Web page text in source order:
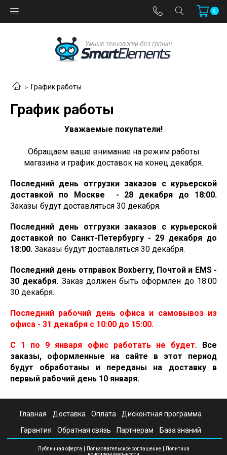
0
График работы
График работы
Уважаемые покупатели!
Обращаем ваше внимание на режим работы
магазина и график доставок на конец декабря.
Последний день отгрузки заказов с курьерской
доставкой по Москве - 28 декабря до 18:00.
Заказы будут доставляться 30 декабря.
Последний день отгрузки заказов с курьерской
доставкой по Санкт-Петербургу - 29 декабря до
18:00. Заказы будут доставляться 30 декабря.
Последний день отправок Boxberry, Почтой и ЕМS -
30 декабря. Заказ должен быть оформлен до 18:00
30 декабря.
Последний рабочий день офиса и самовывоз из
офиса - 31 декабря с 10:00 до 15:00.
С 1 по 9 января офис работать не будет. Все
заказы, оформленные на сайте в этот период
будут обработаны и переданы на доставку в
первый рабочий день 10 января.
Главная Доставка Оплата Дисконтная программа
Гарантия Обратная связь Партнерам База знаний
Публичная оферта | Пользовательское соглашение| Политика